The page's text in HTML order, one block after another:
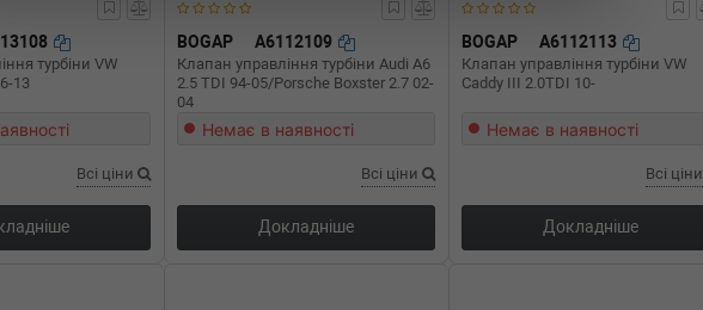
турбіни VW
13
Всі ціни
BOGAP A6112109
Клапан управління турбіни Audi A6
2.5 TDI 94-05/Porsche Boxster 2.7 02-
04
Немає в наявності
Всі ціни
Докладніше
BOGAP A6112113
Клапан управління турбіни VW
Caddy III 2.0TDI 10-
Немає в наявності
Всі ціни
Докладніше